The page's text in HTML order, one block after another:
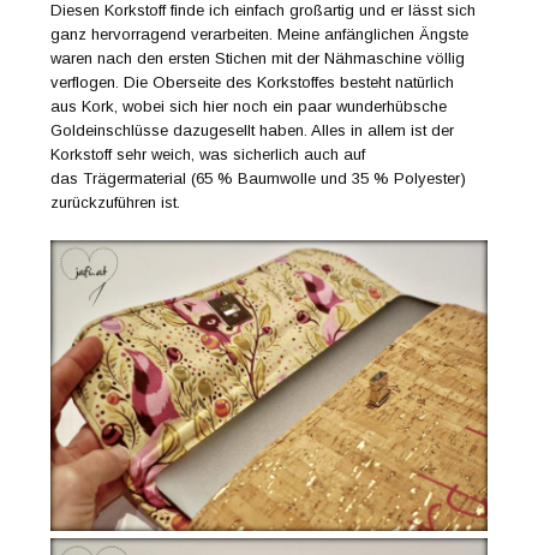
Diesen Korkstoff finde ich einfach großartig und er lässt sich
ganz hervorragend verarbeiten. Meine anfänglichen Ängste
waren nach den ersten Stichen mit der Nähmaschine völlig
verflogen. Die Oberseite des Korkstoffes besteht natürlich
aus Kork, wobei sich hier noch ein paar wunderhübsche
Goldeinschlüsse dazugesellt haben. Alles in allem ist der
Korkstoff sehr weich, was sicherlich auch auf
das Trägermaterial (65 % Baumwolle und 35 % Polyester)
zurückzuführen ist.